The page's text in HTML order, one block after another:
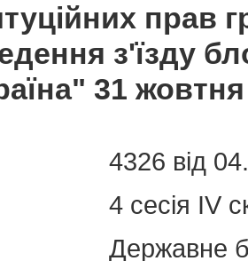
прав
з'їзду
31
4326 від
4 сесія IV
Державне